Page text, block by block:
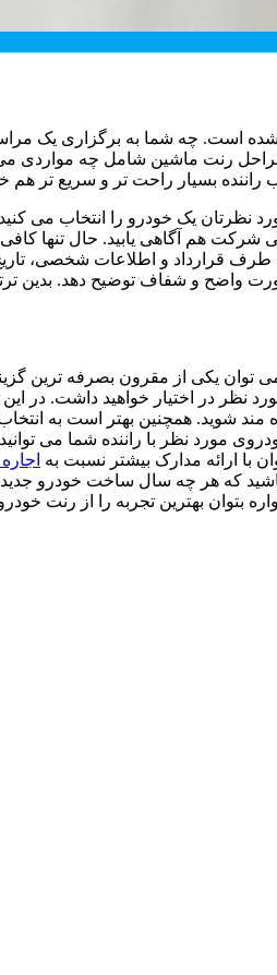
است. چه شما به برگزاری یک
رنت ماشین شامل چه مواردی
راننده بسیار راحت تر و سریع تر هم
نظرتان یک خودرو را انتخاب می
شرکت هم آگاهی یابید. حال تنها
قرارداد و اطلاعات شخصی،
واضح و شفاف توضیح دهد. بدین
توان یکی از مقرون بصرفه ترین
نظر در اختیار خواهید داشت. در
شوید. همچنین بهتر است به انتخاب
مورد نظر با راننده شما می
با ارائه مدارک بیشتر نسبت به
که هر چه سال ساخت خودرو
بتوان بهترین تجربه را از رنت